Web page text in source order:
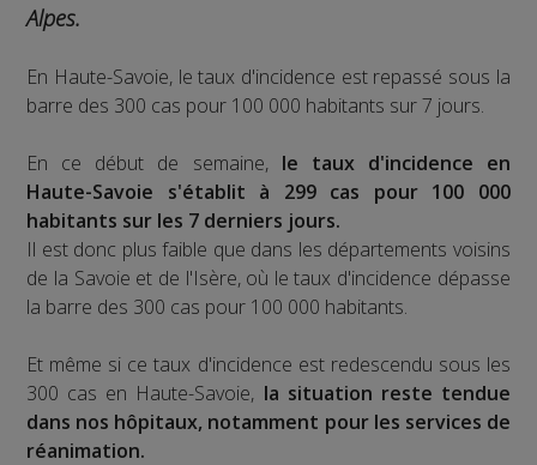
Alpes.
En Haute-Savoie, le taux d'incidence est repassé sous la
barre des 300 cas pour 100 000 habitants sur 7 jours.
En ce début de semaine, le taux d'incidence en
Haute-Savoie s'établit à 299 cas pour 100 000
habitants sur les 7 derniers jours.
Il est donc plus faible que dans les départements voisins
de la Savoie et de l'Isère, où le taux d'incidence dépasse
la barre des 300 cas pour 100 000 habitants.
Et même si ce taux d'incidence est redescendu sous les
300 cas en Haute-Savoie, la situation reste tendue
dans nos hôpitaux, notamment pour les services de
réanimation.